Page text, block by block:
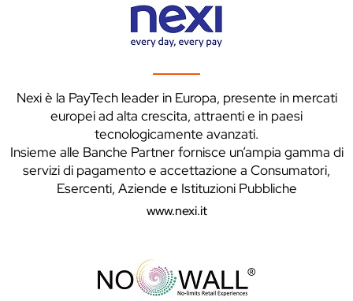
Nexi è la PayTech leader in Europa, presente in mercati
europei ad alta crescita, attraenti e in paesi
tecnologicamente avanzati.
Insieme alle Banche Partner fornisce un’ampia gamma di
servizi di pagamento e accettazione a Consumatori,
Esercenti, Aziende e Istituzioni Pubbliche
www.nexi.it